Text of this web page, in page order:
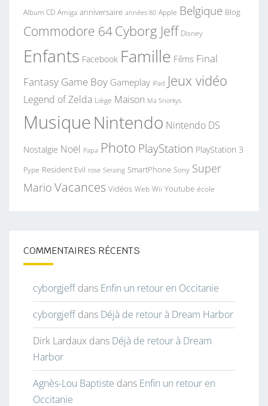
Album CD Amiga anniversaire années 80 Apple Belgique Blog
Commodore 64Cyborg Jeff Disney
Enfants Facebook Famille Films Final
Fantasy Game Boy Gameplay iPad Jeux vidéo
Legend of Zelda Liège Maison Ma Snorkys
MusiqueNintendo Nintendo DS
Nostalgie Noël Papa Photo PlayStation PlayStation 3
Pype Resident Evil rose Seraing SmartPhone Sony Super
Mario Vacances Vidéos Web Wii Youtube école
COMMENTAIRES RÉCENTS
cyborgjeffdans Enfin un retour en Occitanie
cyborgjeffdans Déjà de retour à Dream Harbor
Dirk Lardaux dans Déjà de retour à Dream
Harbor
Agnès-Lou Baptiste dans Enfin un retour en
Occitanie